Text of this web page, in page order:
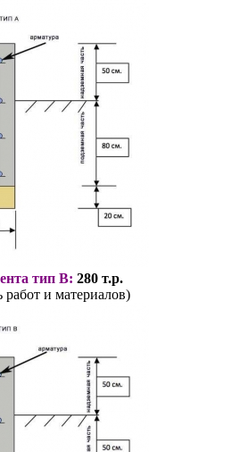
тип В: 280 т.р.
работ и материалов)